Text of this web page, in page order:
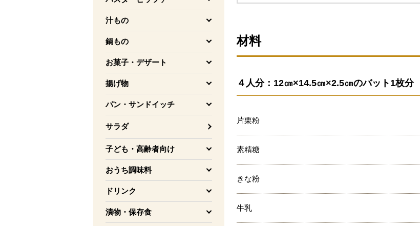
を開く
汁もの
を開く
鍋もの
を開く
お菓子・デザート
を開く
揚げ物
を開く
パン・サンドイッチ
を開く
サラダ
子ども・高齢者向け
を開く
おうち調味料
を開く
ドリンク
を開く
漬物・保存食
を開く
材料
４人分：12㎝×14.5㎝×2.5㎝のバット1枚分
片栗粉
素精糖
きな粉
牛乳